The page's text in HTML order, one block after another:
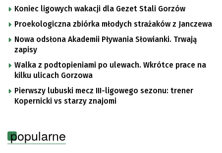
Koniec ligowych wakacji dla Gezet Stali Gorzów
Proekologiczna zbiórka młodych strażaków z Janczewa
Nowa odsłona Akademii Pływania Słowianki. Trwają
zapisy
Walka z podtopieniami po ulewach. Wkrótce prace na
kilku ulicach Gorzowa
Pierwszy lubuski mecz III-ligowego sezonu: trener
Kopernicki vs starzy znajomi
popularne